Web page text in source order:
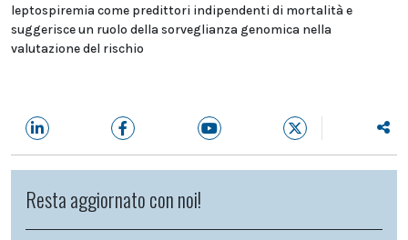
leptospiremia come predittori indipendenti di mortalità e
suggerisce un ruolo della sorveglianza genomica nella
valutazione del rischio
Resta aggiornato con noi!